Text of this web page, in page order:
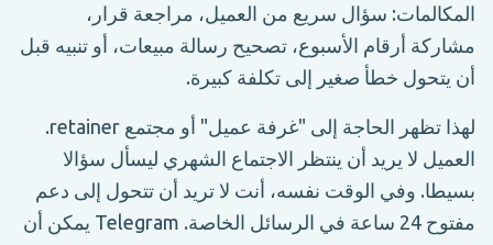
المكالمات: سؤال سريع من العميل، مراجعة قرار،
مشاركة أرقام الأسبوع، تصحيح رسالة مبيعات، أو تنبيه قبل
أن يتحول خطأ صغير إلى تكلفة كبيرة.
لهذا تظهر الحاجة إلى "غرفة عميل" أو مجتمع retainer.
العميل لا يريد أن ينتظر الاجتماع الشهري ليسأل سؤالا
بسيطا. وفي الوقت نفسه، أنت لا تريد أن تتحول إلى دعم
مفتوح 24 ساعة في الرسائل الخاصة. Telegram يمكن أن